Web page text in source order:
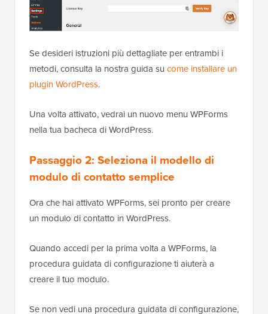
Se desideri istruzioni più dettagliate per entrambi i
metodi, consulta la nostra guida su come installare un
plugin WordPress.
Una volta attivato, vedrai un nuovo menu WPForms
nella tua bacheca di WordPress.
Passaggio 2: Seleziona il modello di
modulo di contatto semplice
Ora che hai attivato WPForms, sei pronto per creare
un modulo di contatto in WordPress.
Quando accedi per la prima volta a WPForms, la
procedura guidata di configurazione ti aiuterà a
creare il tuo modulo.
Se non vedi una procedura guidata di configurazione,